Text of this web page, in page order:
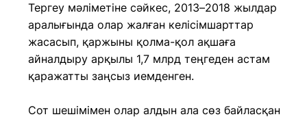
Тергеу мәліметіне сәйкес, 2013–2018 жылдар
аралығында олар жалған келісімшарттар
жасасып, қаржыны қолма-қол ақшаға
айналдыру арқылы 1,7 млрд теңгеден астам
қаражатты заңсыз иемденген.
Сот шешімімен олар алдын ала сөз байласқан